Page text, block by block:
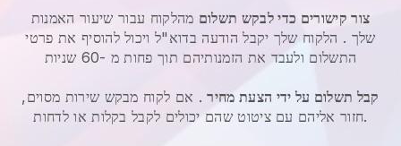
צור קישורים כדי לבקש תשלום מהלקוח עבור שיעור האמנות
שלך . הלקוח שלך יקבל הודעה בדוא"ל ויכול להוסיף את פרטי
התשלום ולעבד את הזמנותיהם תוך פחות מ -60 שניות
קבל תשלום על ידי הצעת מחיר. אם לקוח מבקש שירות מסוים,
חזור אליהם עם ציטוט שהם יכולים לקבל בקלות או לדחות.